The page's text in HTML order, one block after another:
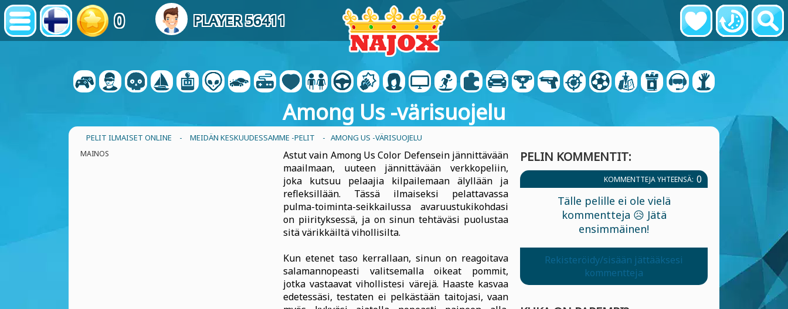
0 PLAYER 56411
Among Us -värisuojelu
PELIT ILMAISET ONLINE - MEIDÄN KESKUUDESSAMME -PELIT - AMONG US -VÄRISUOJELU
MAINOS
Astut vain Among Us Color Defensein jännittävään
maailmaan, uuteen jännittävään verkkopeliin,
joka kutsuu pelaajia kilpailemaan älyllään ja
refleksillään. Tässä ilmaiseksi pelattavassa
pulma-toiminta-seikkailussa avaruustukikohdasi
on piirityksessä, ja on sinun tehtäväsi puolustaa
sitä värikkäiltä vihollisilta.
Kun etenet taso kerrallaan, sinun on reagoitava
salamannopeasti valitsemalla oikeat pommit,
jotka vastaavat vihollistesi värejä. Haaste kasvaa
edetessäsi, testaten ei pelkästään taitojasi, vaan
PELIN KOMMENTIT:
KOMMENTTEJA YHTEENSÄ: 0
Tälle pelille ei ole vielä
kommentteja 😥 Jätä
ensimmäinen!
Rekisteröidy/sisään jättääksesi
kommentteja